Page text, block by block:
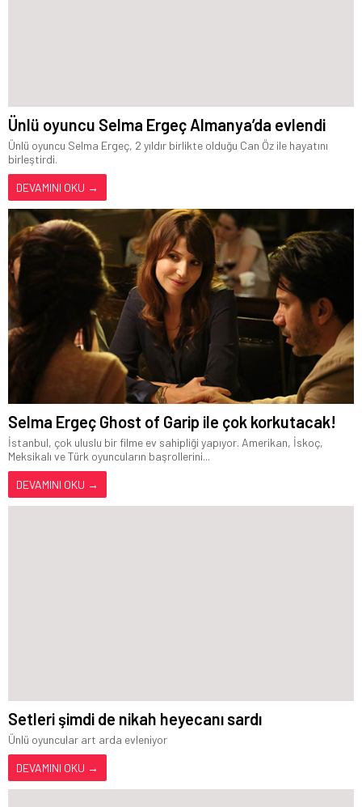
Ünlü oyuncu Selma Ergeç Almanya’da evlendi
Ünlü oyuncu Selma Ergeç, 2 yıldır birlikte olduğu Can Öz ile hayatını
birleştirdi.
DEVAMINI OKU →
Selma Ergeç Ghost of Garip ile çok korkutacak!
İstanbul, çok uluslu bir filme ev sahipliği yapıyor. Amerikan, İskoç,
Meksikalı ve Türk oyuncuların başrollerini...
DEVAMINI OKU →
Setleri şimdi de nikah heyecanı sardı
Ünlü oyuncular art arda evleniyor
DEVAMINI OKU →